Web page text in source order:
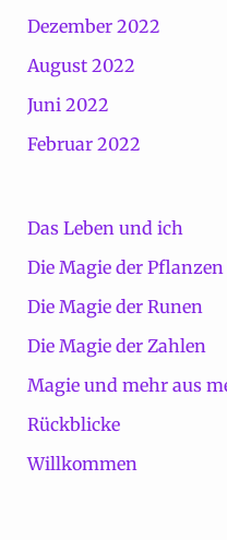
Dezember 2022
August 2022
Juni 2022
Februar 2022
Das Leben und ich
Die Magie der Pflanzen
Die Magie der Runen
Die Magie der Zahlen
Magie und mehr aus
Rückblicke
Willkommen